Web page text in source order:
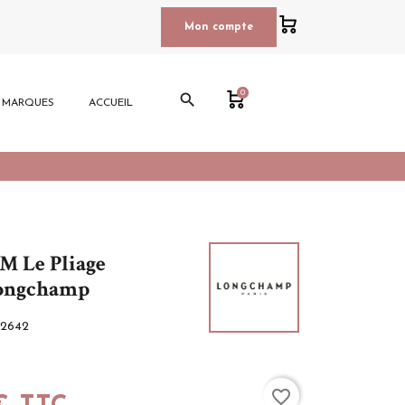
Mon compte
ACCUEIL search 0
Le Pliage
favorite_border